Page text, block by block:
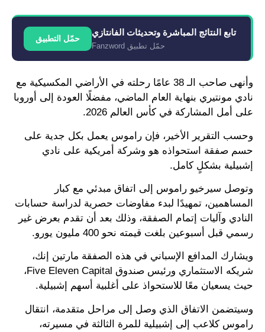
تابع النتائج المباشرة وتحديثات الفانتازي
حمّل تطبيق Fanzword
حمّل التطبيق
وأنهى صاحب الـ 38 عامًا رحلته في الأراضي المكسيكية مع
نادي مونتيري بنهاية العام الماضي، مفضلًا العودة إلى أوروبا
على أمل المشاركة في كأس العالم 2026.
وحسب التقرير الأخير، فإن راموس يعمل بكل جدية على
حسم صفقة استحواذه هو وشركة أمريكية على نادي
إشبيلية بشكلٍ كامل.
وتوصل سيرخيو راموس إلى اتفاق مبدئي مع كبار
المساهمين، تمهيدًا لبدء مفاوضات حصرية لدراسة حسابات
النادي وآليات إتمام الصفقة، وذلك بعد أن تقدم بعرض غير
رسمي قبل أسبوعين بلغت قيمته نحو 400 مليون يورو.
ويشارك المدافع الإسباني في هذه الصفقة مارتين إنك،
شريكه الاستثماري ورئيس صندوق Five Eleven Capital،
حيث يسعيان معًا للاستحواذ على أغلبية أسهم إشبيلية.
وسيتضمن الاتفاق الذي وصل إلى مراحل متقدمة، انتقال
راموس كلاعب إلى إشبيلية للمرة الثالثة في مسيرته،